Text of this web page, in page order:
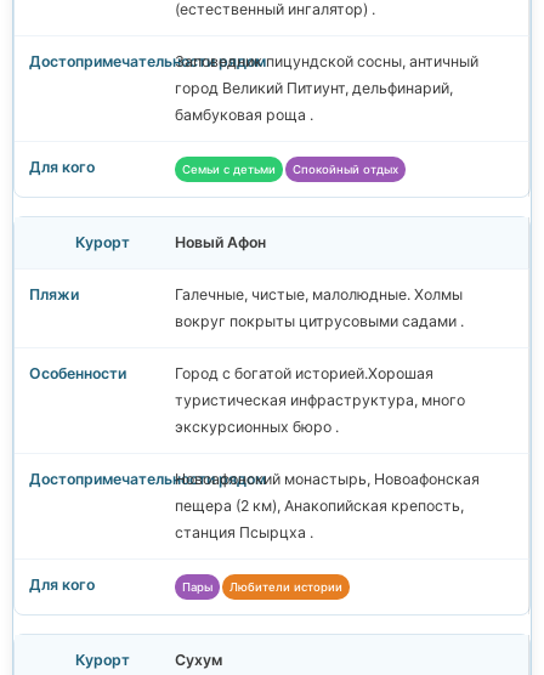
(естественный ингалятор) .
Заповедник пицундской сосны, античный
город Великий Питиунт, дельфинарий,
бамбуковая роща .
Семьи с детьми Спокойный отдых
Новый Афон
Галечные, чистые, малолюдные. Холмы
вокруг покрыты цитрусовыми садами .
Город с богатой историей.Хорошая
туристическая инфраструктура, много
экскурсионных бюро .
Новоафонский монастырь, Новоафонская
пещера (2 км), Анакопийская крепость,
станция Псырцха .
Пары Любители истории
Сухум